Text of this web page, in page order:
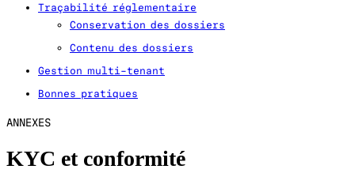
Traçabilité réglementaire
Conservation des dossiers
Contenu des dossiers
Gestion multi-tenant
Bonnes pratiques
ANNEXES
KYC et conformité